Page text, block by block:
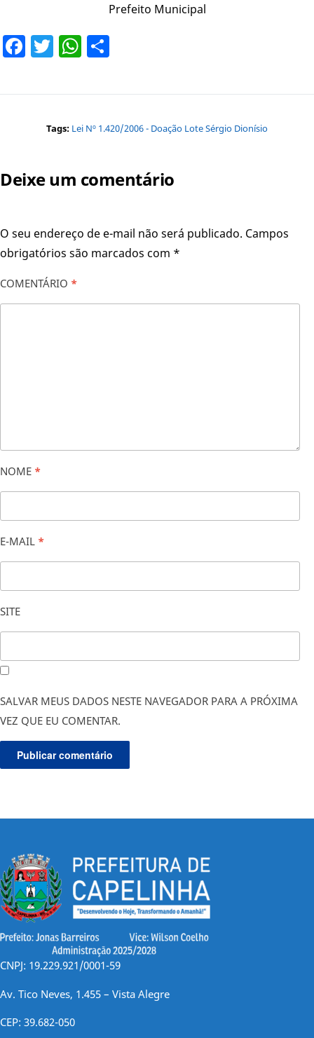
Prefeito Municipal
Facebook
TwitterWhatsApp
Tags: Lei Nº 1.420/2006 - Doação Lote Sérgio Dionísio
Deixe um comentário
O seu endereço de e-mail não será publicado. Campos
obrigatórios são marcados com *
COMENTÁRIO *
NOME *
E-MAIL *
SITE
SALVAR MEUS DADOS NESTE NAVEGADOR PARA A PRÓXIMA
VEZ QUE EU COMENTAR.
CNPJ: 19.229.921/0001-59
Av. Tico Neves, 1.455 – Vista Alegre
CEP: 39.682-050